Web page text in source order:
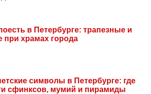
в Петербурге: трапезные и
при храмах города
символы в Петербурге: где
сфинксов, мумий и пирамиды